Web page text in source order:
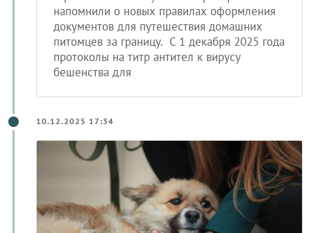
В региональной службе ветеринарии
напомнили о новых правилах оформления
документов для путешествия домашних
питомцев за границу. С 1 декабря 2025 года
протоколы на титр антител к вирусу